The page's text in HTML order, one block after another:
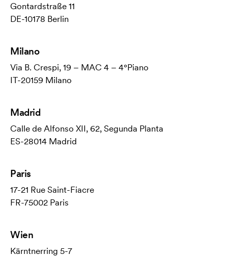
Gontardstraße 11
DE-10178 Berlin
Milano
Via B. Crespi, 19 – MAC 4 – 4°Piano
IT-20159 Milano
Madrid
Calle de Alfonso XII, 62, Segunda Planta
ES-28014 Madrid
Paris
17-21 Rue Saint-Fiacre
FR-75002 Paris
Wien
Kärntnerring 5-7